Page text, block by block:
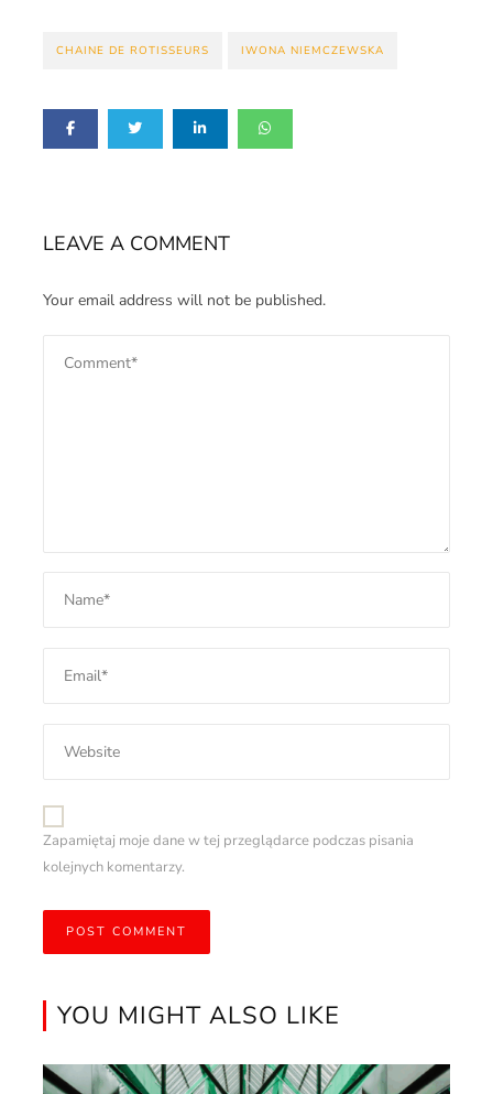
CHAINE DE ROTISSEURS IWONA NIEMCZEWSKA
LEAVE A COMMENT
Your email address will not be published.
Zapamiętaj moje dane w tej przeglądarce podczas pisania
kolejnych komentarzy.
YOU MIGHT ALSO LIKE